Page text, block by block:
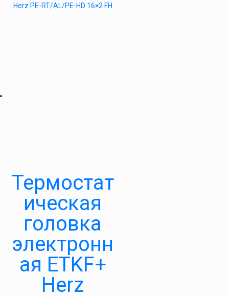
Herz PE-RT/AL/PE-HD 16×2 FH
Термостат
ическая
головка
электронн
ая ETKF+
Herz